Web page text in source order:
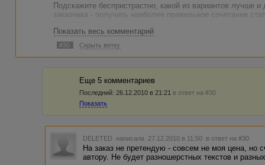
Подскажите беспристрастно, какой из вариантов лучше
заказчика - получить наиболее правильное сочетание
1. все статьи заказывать одному автору
2. одному автору - группу схожих статей (например 3
3. каждую статью разным авторам.
Показать весь комментарий
#30 Скрыть ветку
Еще 5 комментариев
Последний: 26.12.2010 в 21:21 в ответ на #30
Показать
DELETED написала 27.12.2010 в 11:50 в ответ на #30
На заказ не претендую - совсем не моя цена, но
автору. Не будет разношерстных текстов и